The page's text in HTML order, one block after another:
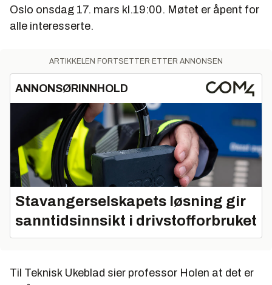
Oslo onsdag 17. mars kl.19:00. Møtet er åpent for
alle interesserte.
ARTIKKELEN FORTSETTER ETTER ANNONSEN
ANNONSØRINNHOLD
Stavangerselskapets løsning gir
sanntidsinnsikt i drivstofforbruket
Til Teknisk Ukeblad sier professor Holen at det er